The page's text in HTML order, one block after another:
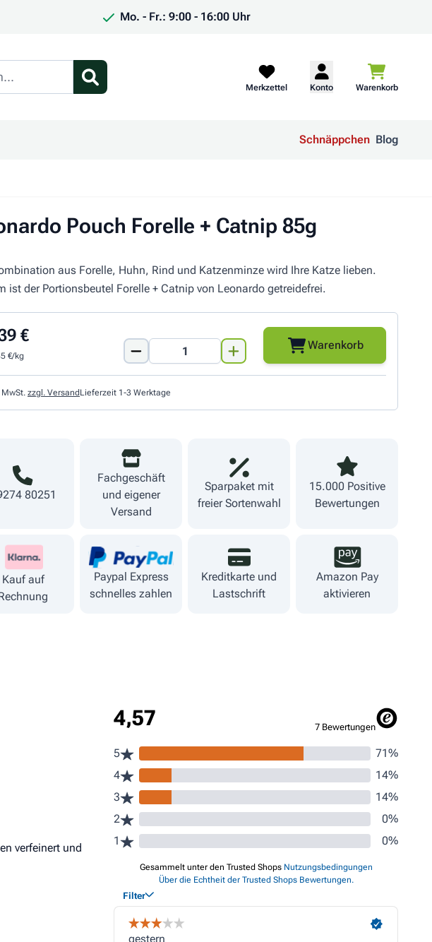
Mo. - Fr.: 9:00 - 16:00 Uhr
Merkzettel Konto Warenkorb
Schnäppchen Blog
Pouch Forelle + Catnip 85g
aus Forelle, Huhn, Rind und Katzenminze wird Ihre Katze lieben.
ist der Portionsbeutel Forelle + Catnip von Leonardo getreidefrei.
€
€/kg
Menge Warenkorb
MwSt. zzgl. Versand Lieferzeit 1-3 Werktage
80251
Fachgeschäft
und eigener
Versand
Sparpaket mit
freier Sortenwahl
15.000 Positive
Bewertungen
Kauf auf
Paypal Express
schnelles zahlen
Kreditkarte und
Lastschrift
Amazon Pay
aktivieren
verfeinert und